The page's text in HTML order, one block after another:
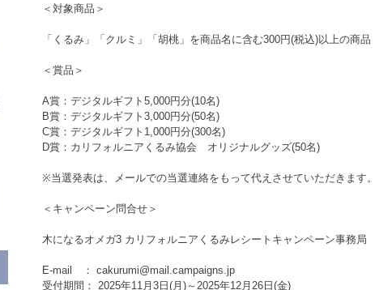
＜対象商品＞
「くるみ」「クルミ」「胡桃」を商品名に含む300円(税込)以上の商品
＜賞品＞
A賞：デジタルギフト5,000円分(10名)
B賞：デジタルギフト3,000円分(50名)
C賞：デジタルギフト1,000円分(300名)
D賞：カリフォルニアくるみ協会 オリジナルグッズ(50名)
※当選発表は、メールでの当選連絡をもって代えさせていただきます。
＜キャンペーン問合せ＞
木になるオメガ3 カリフォルニアくるみレシートキャンペーン事務局
E-mail ： cakurumi@mail.campaigns.jp
受付期間： 2025年11月3日(月)～2025年12月26日(金)